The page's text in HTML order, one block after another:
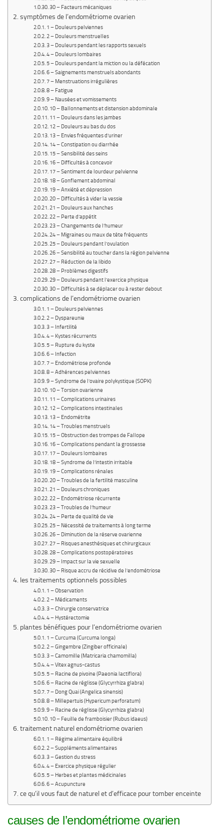
30 – Facteurs mécaniques
symptômes de l’endométriome ovarien
1 – Douleurs pelviennes
2 – Douleurs menstruelles
3 – Douleurs pendant les rapports sexuels
4 – Douleurs lombaires
5 – Douleurs pendant la miction ou la défécation
6 – Saignements menstruels abondants
7 – Menstruations irrégulières
8 – Fatigue
9 – Nausées et vomissements
10 – Ballonnements et distension abdominale
11 – Douleurs dans les jambes
12 – Douleurs au bas du dos
13 – Envies fréquentes d’uriner
14 – Constipation ou diarrhée
15 – Sensibilité des seins
16 – Difficultés à concevoir
17 – Sentiment de lourdeur pelvienne
18 – Gonflement abdominal
19 – Anxiété et dépression
20 – Difficultés à vider la vessie
21 – Douleurs aux hanches
22 – Perte d’appétit
23 – Changements de l’humeur
24 – Migraines ou maux de tête fréquents
25 – Douleurs pendant l’ovulation
26 – Sensibilité au toucher dans la région pelvienne
27 – Réduction de la libido
28 – Problèmes digestifs
29 – Douleurs pendant l’exercice physique
30 – Difficultés à se déplacer ou à rester debout
complications de l’endométriome ovarien
1 – Douleurs pelviennes
2 – Dyspareunie
3 – Infertilité
4 – Kystes récurrents
5 – Rupture du kyste
6 – Infection
7 – Endométriose profonde
8 – Adhérences pelviennes
9 – Syndrome de l’ovaire polykystique (SOPK)
10 – Torsion ovarienne
11 – Complications urinaires
12 – Complications intestinales
13 – Endométrite
14 – Troubles menstruels
15 – Obstruction des trompes de Fallope
16 – Complications pendant la grossesse
17 – Douleurs lombaires
18 – Syndrome de l’intestin irritable
19 – Complications rénales
20 – Troubles de la fertilité masculine
21 – Douleurs chroniques
22 – Endométriose récurrente
23 – Troubles de l’humeur
24 – Perte de qualité de vie
25 – Nécessité de traitements à long terme
26 – Diminution de la réserve ovarienne
27 – Risques anesthésiques et chirurgicaux
28 – Complications postopératoires
29 – Impact sur la vie sexuelle
30 – Risque accru de récidive de l’endométriose
les traitements optionnels possibles
1 – Observation
2 – Médicaments
3 – Chirurgie conservatrice
4 – Hystérectomie
plantes bénéfiques pour l’endométriome ovarien
1 – Curcuma (Curcuma longa)
2 – Gingembre (Zingiber officinale)
3 – Camomille (Matricaria chamomilla)
4 – Vitex agnus-castus
5 – Racine de pivoine (Paeonia lactiflora)
6 – Racine de réglisse (Glycyrrhiza glabra)
7 – Dong Quai (Angelica sinensis)
8 – Millepertuis (Hypericum perforatum)
9 – Racine de réglisse (Glycyrrhiza glabra)
10 – Feuille de framboisier (Rubus idaeus)
traitement naturel endométriome ovarien
1 – Régime alimentaire équilibré
2 – Suppléments alimentaires
3 – Gestion du stress
4 – Exercice physique régulier
5 – Herbes et plantes médicinales
6 – Acupuncture
ce qu’il vous faut de naturel et d’efficace pour tomber enceinte
causes de l’endométriome ovarien